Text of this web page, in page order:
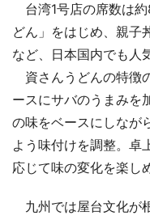
台湾1号店の席数は
どん」をはじめ、親子
など、日本国内でも人
資さんうどんの特徴
ースにサバのうまみを
の味をベースにしなが
よう味付けを調整。卓
応じて味の変化を楽し
九州では屋台文化が